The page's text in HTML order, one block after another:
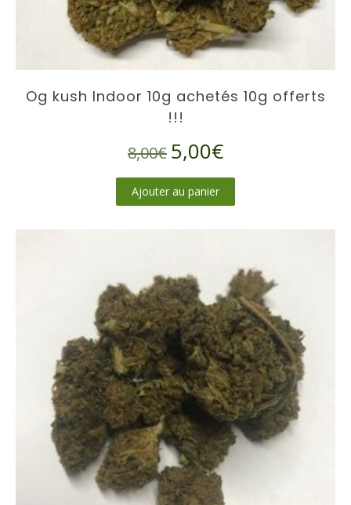
Og kush Indoor 10g achetés 10g offerts
!!!
8,00€ Le
initial
5,00€Le
Ajouter au panier